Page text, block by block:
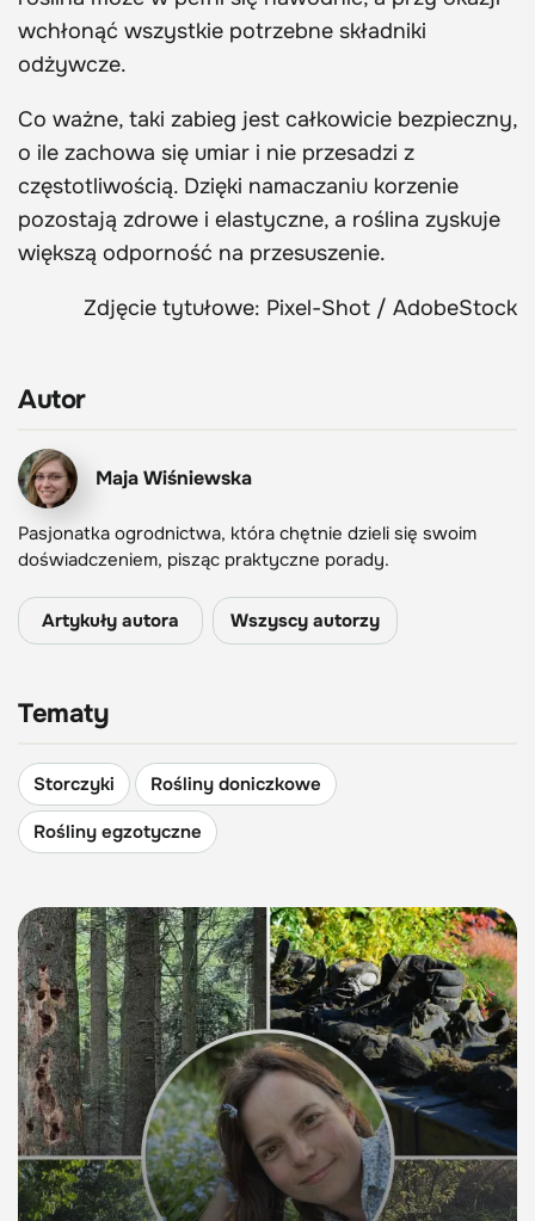
wchłonąć wszystkie potrzebne składniki
odżywcze.
Co ważne, taki zabieg jest całkowicie bezpieczny,
o ile zachowa się umiar i nie przesadzi z
częstotliwością. Dzięki namaczaniu korzenie
pozostają zdrowe i elastyczne, a roślina zyskuje
większą odporność na przesuszenie.
Zdjęcie tytułowe: Pixel-Shot / AdobeStock
Autor
Maja Wiśniewska
Pasjonatka ogrodnictwa, która chętnie dzieli się swoim
doświadczeniem, pisząc praktyczne porady.
Artykuły autora Wszyscy autorzy
Tematy
Storczyki
Rośliny doniczkowe
Rośliny egzotyczne